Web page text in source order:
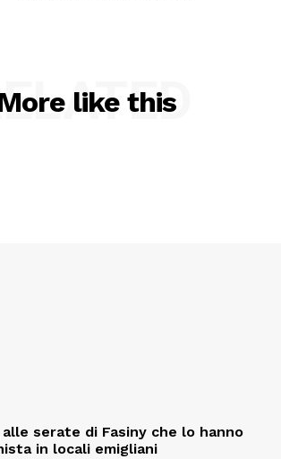
like this
serate di Fasiny che lo hanno
in locali emigliani